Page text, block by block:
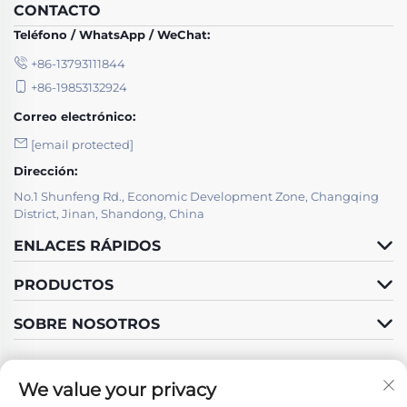
CONTACTO
Teléfono / WhatsApp / WeChat:
+86-13793111844
+86-19853132924
Correo electrónico:
[email protected]
Dirección:
No.1 Shunfeng Rd., Economic Development Zone, Changqing
District, Jinan, Shandong, China
ENLACES RÁPIDOS
PRODUCTOS
SOBRE NOSOTROS
We value your privacy